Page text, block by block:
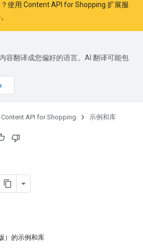
使用 Content API for Shopping 扩展服
容翻译成您偏好的语言。AI 翻译可能包
Content API for Shopping 示例和库
）的示例和库